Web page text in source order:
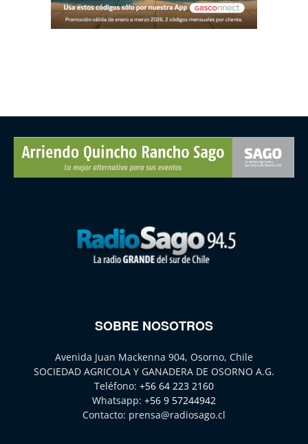
SOBRE NOSOTROS
Avenida Juan Mackenna 904, Osorno, Chile
SOCIEDAD AGRICOLA Y GANADERA DE OSORNO A.G.
Teléfono: +56 64 223 2160
Whatsapp: +56 9 57244942
Contacto: prensa@radiosago.cl